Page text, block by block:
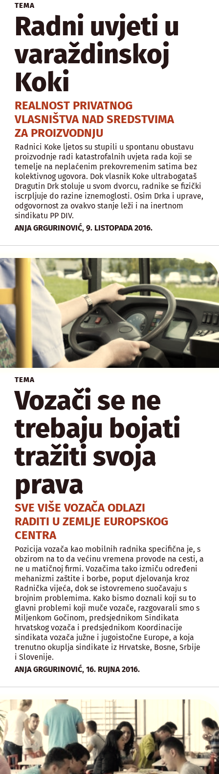
TEMA
Radni uvjeti u
varaždinskoj
Koki
REALNOST PRIVATNOG
VLASNIŠTVA NAD SREDSTVIMA
ZA PROIZVODNJU
Radnici Koke ljetos su stupili u spontanu obustavu
proizvodnje radi katastrofalnih uvjeta rada koji se
temelje na neplaćenim prekovremenim satima bez
kolektivnog ugovora. Dok vlasnik Koke ultrabogataš
Dragutin Drk stoluje u svom dvorcu, radnike se fizički
iscrpljuje do razine iznemoglosti. Osim Drka i uprave,
odgovornost za ovakvo stanje leži i na inertnom
sindikatu PP DIV.
ANJA GRGURINOVIĆ, 9. LISTOPADA 2016.
TEMA
Vozači se ne
trebaju bojati
tražiti svoja
prava
SVE VIŠE VOZAČA ODLAZI
RADITI U ZEMLJE EUROPSKOG
CENTRA
Pozicija vozača kao mobilnih radnika specifična je, s
obzirom na to da većinu vremena provode na cesti, a
ne u matičnoj firmi. Vozačima tako izmiču određeni
mehanizmi zaštite i borbe, poput djelovanja kroz
Radnička vijeća, dok se istovremeno suočavaju s
brojnim problemima. Kako bismo doznali koji su to
glavni problemi koji muče vozače, razgovarali smo s
Miljenkom Gočinom, predsjednikom Sindikata
hrvatskog vozača i predsjednikom Koordinacije
sindikata vozača južne i jugoistočne Europe, a koja
trenutno okuplja sindikate iz Hrvatske, Bosne, Srbije
i Slovenije.
ANJA GRGURINOVIĆ, 16. RUJNA 2016.